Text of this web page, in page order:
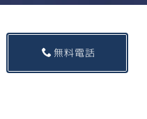
無料電話